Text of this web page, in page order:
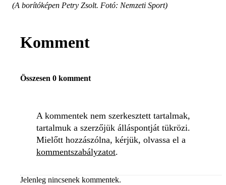
(A borítóképen Petry Zsolt. Fotó: Nemzeti Sport)
Komment
Összesen 0 komment
A kommentek nem szerkesztett tartalmak,
tartalmuk a szerzőjük álláspontját tükrözi.
Mielőtt hozzászólna, kérjük, olvassa el a
kommentszabályzatot.
Jelenleg nincsenek kommentek.